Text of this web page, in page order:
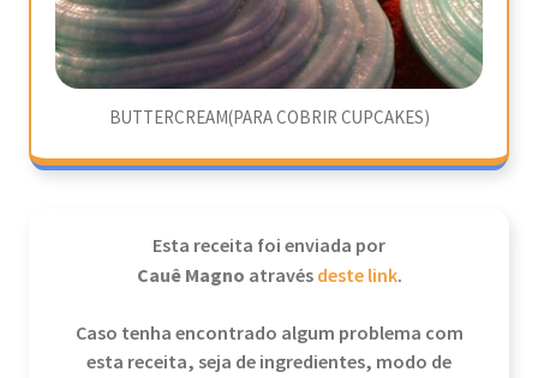
BUTTERCREAM(PARA COBRIR CUPCAKES)
Esta receita foi enviada por
Cauê Magno atravésdeste link.
Caso tenha encontrado algum problema com
esta receita, seja de ingredientes, modo de